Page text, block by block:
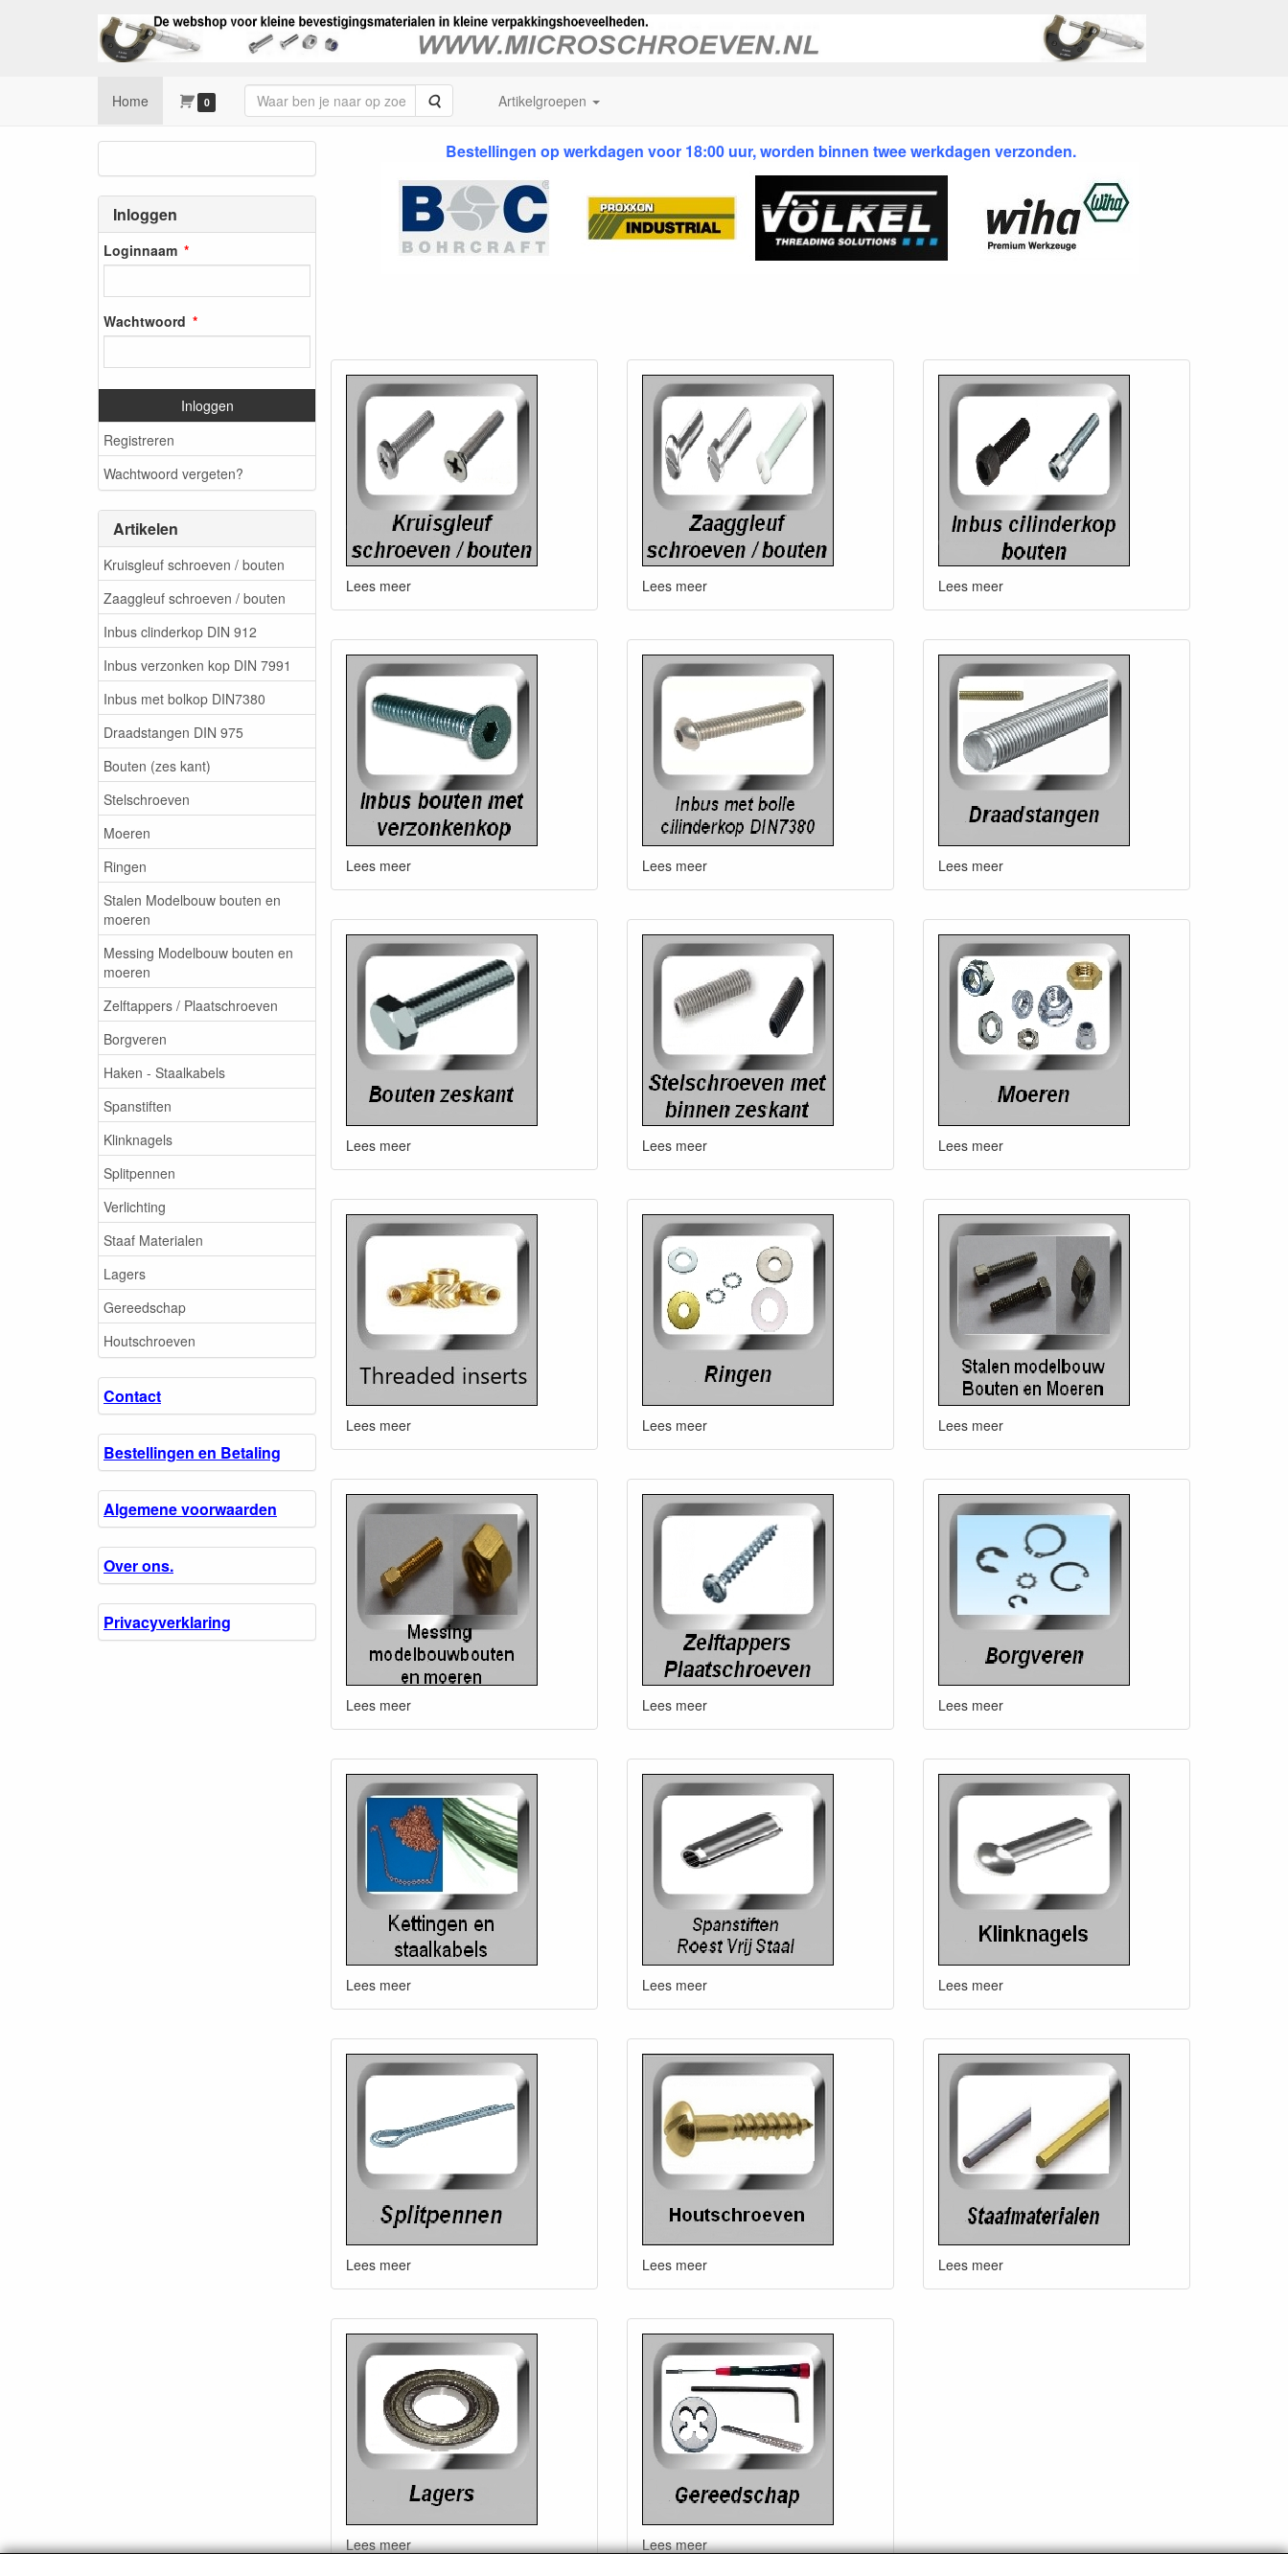
Home 0 Zoeken Artikelgroepen
Inloggen
Loginnaam
Wachtwoord
Inloggen
Registreren
Wachtwoord vergeten?
Artikelen
Kruisgleuf schroeven / bouten
Zaaggleuf schroeven / bouten
Inbus clinderkop DIN 912
Inbus verzonken kop DIN 7991
Inbus met bolkop DIN7380
Draadstangen DIN 975
Bouten (zes kant)
Stelschroeven
Moeren
Ringen
Stalen Modelbouw bouten en
moeren
Messing Modelbouw bouten en
moeren
Zelftappers / Plaatschroeven
Borgveren
Haken - Staalkabels
Spanstiften
Klinknagels
Splitpennen
Verlichting
Staaf Materialen
Lagers
Gereedschap
Houtschroeven
Contact
Bestellingen en Betaling
Algemene voorwaarden
Over ons.
Privacyverklaring
Micro Schroeven.nl
Bestellingen op werkdagen voor 18:00 uur, worden binnen twee werkdagen verzonden.
Lees meer Lees meer Lees meer
Lees meer Lees meer Lees meer
Lees meer Lees meer Lees meer
Lees meer Lees meer Lees meer
Lees meer Lees meer Lees meer
Lees meer Lees meer Lees meer
Lees meer Lees meer Lees meer
Lees meer Lees meer